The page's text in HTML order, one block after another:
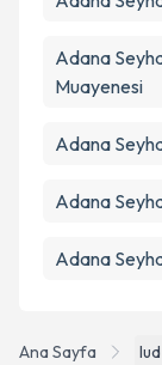
Ana Sayfa
Adana
Muayenesi
Adana
Adana
Adana